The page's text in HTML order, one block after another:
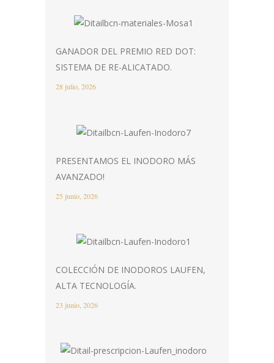
GANADOR DEL PREMIO RED DOT:
SISTEMA DE RE-ALICATADO.
28 julio, 2026
PRESENTAMOS EL INODORO MÁS
AVANZADO!
25 junio, 2026
COLECCIÓN DE INODOROS LAUFEN,
ALTA TECNOLOGÍA.
23 junio, 2026